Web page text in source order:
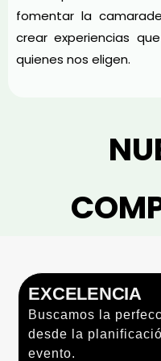
fomentar la
crear experiencias
quienes nos eligen.
EXCELENCIA
Buscamos la
desde la
evento.